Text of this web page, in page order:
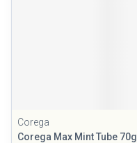
Corega
Corega Max Mint Tube 70g